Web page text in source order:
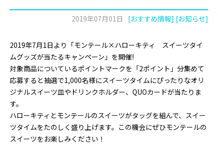
2019年07月01日 [おすすめ情報] [お知らせ]
2019年7月1日より「モンテール×ハローキティ スイーツタイ
ムグッズが当たるキャンペーン」を開催!
対象商品についているポイントマークを「2ポイント」分集めて
応募すると抽選で1,000名様にスイーツタイムにぴったりなオリ
ジナルスイーツ皿やドリンクホルダー、QUOカードが当たりま
す。
ハローキティとモンテールのスイーツがタッグを組んで、スイー
ツタイムをたのしく盛り上げます。この機会にぜひモンテールの
スイーツをお楽しみください！